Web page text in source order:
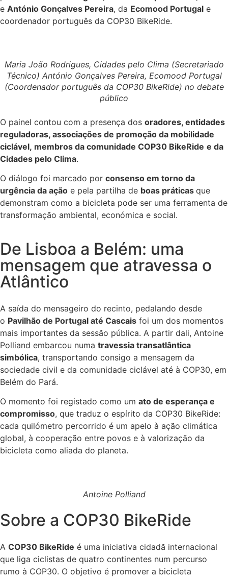
e António Gonçalves Pereira, da Ecomood Portugal e
coordenador português da COP30 BikeRide.
Maria João Rodrigues, Cidades pelo Clima (Secretariado
Técnico) António Gonçalves Pereira, Ecomood Portugal
(Coordenador português da COP30 BikeRide) no debate
público
O painel contou com a presença dos oradores, entidades
reguladoras, associações de promoção da mobilidade
ciclável, membros da comunidade COP30 BikeRide e da
Cidades pelo Clima.
O diálogo foi marcado por consenso em torno da
urgência da ação e pela partilha de boas práticas que
demonstram como a bicicleta pode ser uma ferramenta de
transformação ambiental, económica e social.
De Lisboa a Belém: uma
mensagem que atravessa o
Atlântico
A saída do mensageiro do recinto, pedalando desde
o Pavilhão de Portugal até Cascais foi um dos momentos
mais importantes da sessão pública. A partir dali, Antoine
Polliand embarcou numa travessia transatlântica
simbólica, transportando consigo a mensagem da
sociedade civil e da comunidade ciclável até à COP30, em
Belém do Pará.
O momento foi registado como um ato de esperança e
compromisso, que traduz o espírito da COP30 BikeRide:
cada quilómetro percorrido é um apelo à ação climática
global, à cooperação entre povos e à valorização da
bicicleta como aliada do planeta.
Antoine Polliand
Sobre a COP30 BikeRide
A COP30 BikeRide é uma iniciativa cidadã internacional
que liga ciclistas de quatro continentes num percurso
rumo à COP30. O objetivo é promover a bicicleta